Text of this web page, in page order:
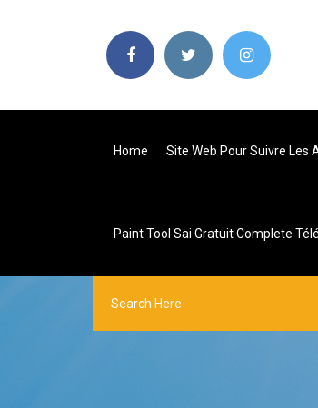
Home Site Web Pour Suivre Les
Paint Tool Sai Gratuit Complete